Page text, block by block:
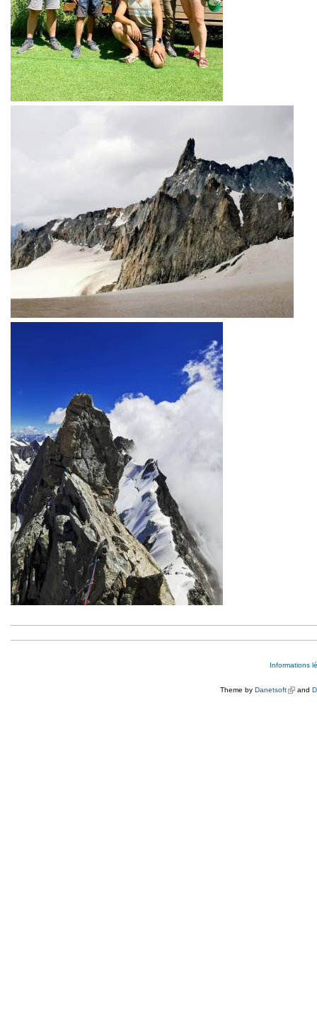
Informations
Theme by Danetsoft(link is
and